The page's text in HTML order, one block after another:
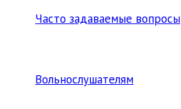
Часто задаваемые вопросы
Вольнослушателям